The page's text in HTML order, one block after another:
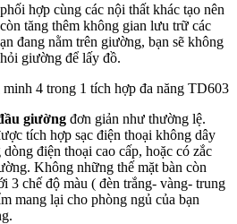
hợp cùng các nội thất khác tạo nên
tăng thêm không gian lưu trữ các
đang nằm trên giường, bạn sẽ không
giường để lấy đồ.
giường đơn giản như thường lệ.
tích hợp sạc điện thoại không dây
điện thoại cao cấp, hoặc có zắc
Không những thế mặt bàn còn
3 chế độ màu ( đèn trắng- vàng- trung
mang lại cho phòng ngủ của bạn